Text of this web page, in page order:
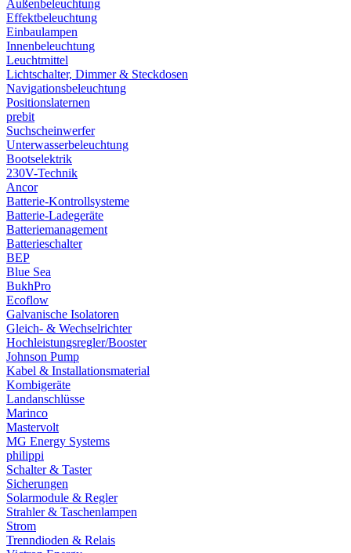
Außenbeleuchtung
Effektbeleuchtung
Einbaulampen
Innenbeleuchtung
Leuchtmittel
Lichtschalter, Dimmer & Steckdosen
Navigationsbeleuchtung
Positionslaternen
prebit
Suchscheinwerfer
Unterwasserbeleuchtung
Bootselektrik
230V-Technik
Ancor
Batterie-Kontrollsysteme
Batterie-Ladegeräte
Batteriemanagement
Batterieschalter
BEP
Blue Sea
BukhPro
Ecoflow
Galvanische Isolatoren
Gleich- & Wechselrichter
Hochleistungsregler/Booster
Johnson Pump
Kabel & Installationsmaterial
Kombigeräte
Landanschlüsse
Marinco
Mastervolt
MG Energy Systems
philippi
Schalter & Taster
Sicherungen
Solarmodule & Regler
Strahler & Taschenlampen
Strom
Trenndioden & Relais